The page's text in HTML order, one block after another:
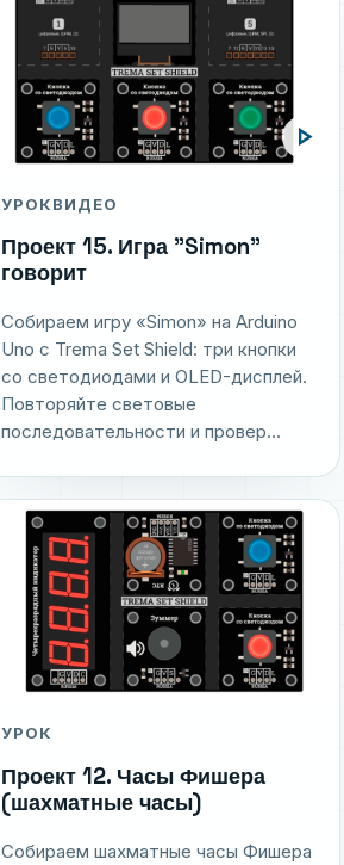
play_arrow
УРОКВИДЕО
Проект 15. Игра "Simon"
говорит
Собираем игру «Simon» на Arduino
Uno с Trema Set Shield: три кнопки
со светодиодами и OLED-дисплей.
Повторяйте световые
последовательности и провер...
УРОК
Проект 12. Часы Фишера
(шахматные часы)
Собираем шахматные часы Фишера